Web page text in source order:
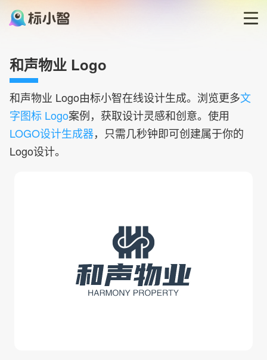
LOGO生成器
LOGO模板
和声物业 Logo
和声物业 Logo由标小智在线设计生成。浏览更多文
字图标 Logo案例，获取设计灵感和创意。使用
LOGO设计生成器，只需几秒钟即可创建属于你的
Logo设计。